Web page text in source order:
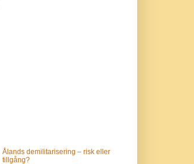
Ålands demilitarisering – risk eller
tillgång?